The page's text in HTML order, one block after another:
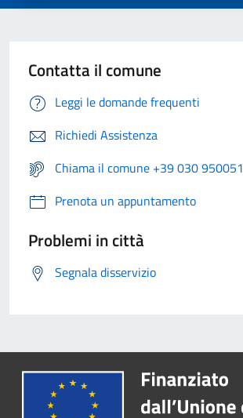
Contatta il comune
Leggi le domande frequenti
Richiedi Assistenza
Chiama il comune +39 030 950051
Prenota un appuntamento
Problemi in città
Segnala disservizio